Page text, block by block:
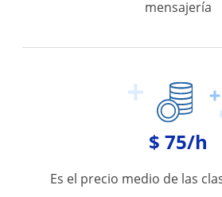
mensajería
$ 75/h
Es el precio medio de las